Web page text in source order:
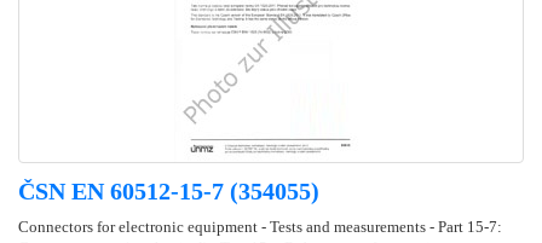
ČSN EN 60512-15-7 (354055)
Connectors for electronic equipment - Tests and measurements - Part 15-7: